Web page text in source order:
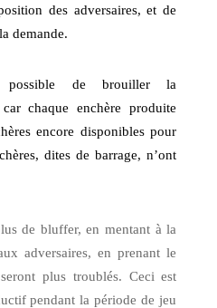
des adversaires, et de
demande.
de brouiller la
chaque enchère produite
encore disponibles pour
dites de barrage, n’ont
de bluffer, en mentant à la
adversaires, en prenant le
plus troublés. Ceci est
pendant la période de jeu